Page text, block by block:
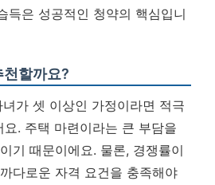
득은 성공적인 청약의 핵심입니
천할까요?
가 셋 이상인 가정이라면 적극
. 주택 마련이라는 큰 부담을
기 때문이에요. 물론, 경쟁률이
다로운 자격 요건을 충족해야